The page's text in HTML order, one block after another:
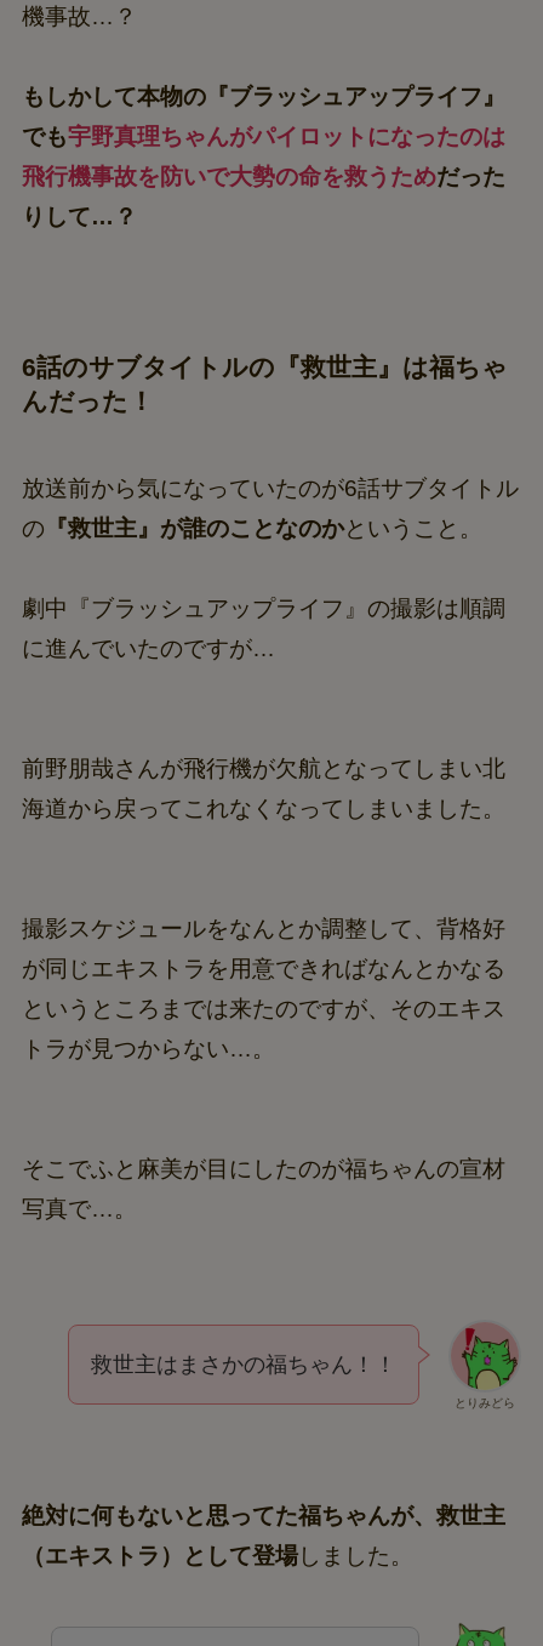
機事故…？
もしかして本物の『ブラッシュアップライフ』
でも宇野真理ちゃんがパイロットになったのは
飛行機事故を防いで大勢の命を救うためだった
りして…？
6話のサブタイトルの『救世主』は福ちゃ
んだった！
放送前から気になっていたのが6話サブタイトル
の 『救世主』が誰のことなのかということ。
劇中『ブラッシュアップライフ』の撮影は順調
に進んでいたのですが…
前野朋哉さんが飛行機が欠航となってしまい北
海道から戻ってこれなくなってしまいました。
撮影スケジュールをなんとか調整して、背格好
が同じエキストラを用意できればなんとかなる
というところまでは来たのですが、そのエキス
トラが見つからない…。
そこでふと麻美が目にしたのが福ちゃんの宣材
写真で…。
とりみどら
救世主はまさかの福ちゃん！！
絶対に何もないと思ってた福ちゃんが、救世主
（エキストラ）として登場しました。